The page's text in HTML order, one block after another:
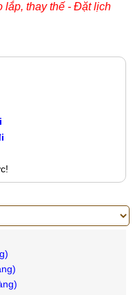
lắp, thay thế - Đặt lịch